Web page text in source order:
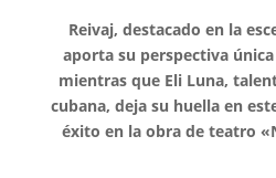
Reivaj, destacado en la
aporta su perspectiva
mientras que Eli Luna,
cubana, deja su huella en
éxito en la obra de teatro